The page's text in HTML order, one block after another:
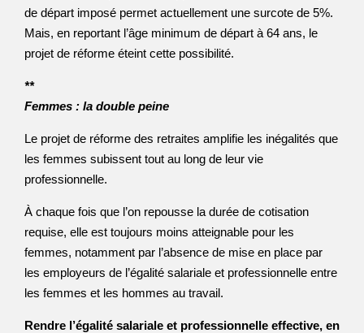
de départ imposé permet actuellement une surcote de 5%.
Mais, en reportant l’âge minimum de départ à 64 ans, le
projet de réforme éteint cette possibilité.
**
Femmes : la double peine
Le projet de réforme des retraites amplifie les inégalités que
les femmes subissent tout au long de leur vie
professionnelle.
À chaque fois que l’on repousse la durée de cotisation
requise, elle est toujours moins atteignable pour les
femmes, notamment par l’absence de mise en place par
les employeurs de l’égalité salariale et professionnelle entre
les femmes et les hommes au travail.
Rendre l’égalité salariale et professionnelle effective, en